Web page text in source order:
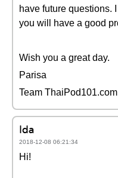
have future questions.
you will have a good
Wish you a great day.
Parisa
Team ThaiPod101.com
Ida
2018-12-08 06:21:34
Hi!